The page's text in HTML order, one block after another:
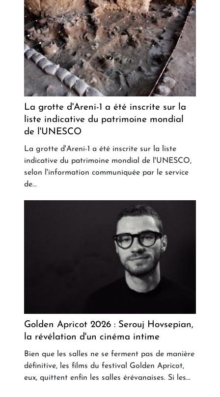
La grotte d'Areni-1 a été inscrite sur la
liste indicative du patrimoine mondial
de l'UNESCO
La grotte d'Areni-1 a été inscrite sur la liste
indicative du patrimoine mondial de l'UNESCO,
selon l'information communiquée par le service
de...
Golden Apricot 2026 : Serouj Hovsepian,
la révélation d'un cinéma intime
Bien que les salles ne se ferment pas de manière
définitive, les films du festival Golden Apricot,
eux, quittent enfin les salles érévanaises. Si les...